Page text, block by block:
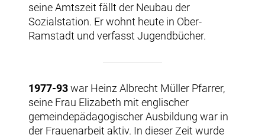
seine Amtszeit fällt der Neubau der
Sozialstation. Er wohnt heute in Ober-
Ramstadt und verfasst Jugendbücher.
1977-93war Heinz Albrecht Müller Pfarrer,
seine Frau Elizabeth mit englischer
gemeindepädagogischer Ausbildung war in
der Frauenarbeit aktiv. In dieser Zeit wurde